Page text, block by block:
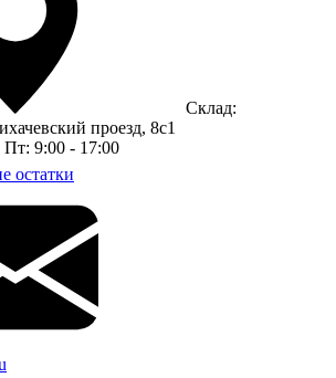
Склад:
проезд, 8c1
Пт: 9:00 - 17:00
остатки